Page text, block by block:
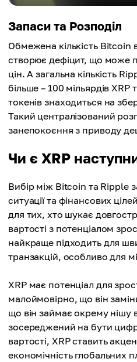
Запаси та Розподіл
Обмежена кількість Bitcoin
створює дефіцит, що може
цін. А загальна кількість
більше – 100 мільярдів XRP
токенів знаходиться на
Такий централізований
занепокоєння з приводу
Чи є XRP
Вибір між Bitcoin та Ripple
ситуації та фінансових
для тих, хто шукає
вартості з потенціалом
найкраще підходить для
транзакцій, особливо для
XRP має потенціал для
малоймовірно, що він
що він займає окрему нішу
зосереджений на бути
вартості, XRP ставить
економічність глобальних